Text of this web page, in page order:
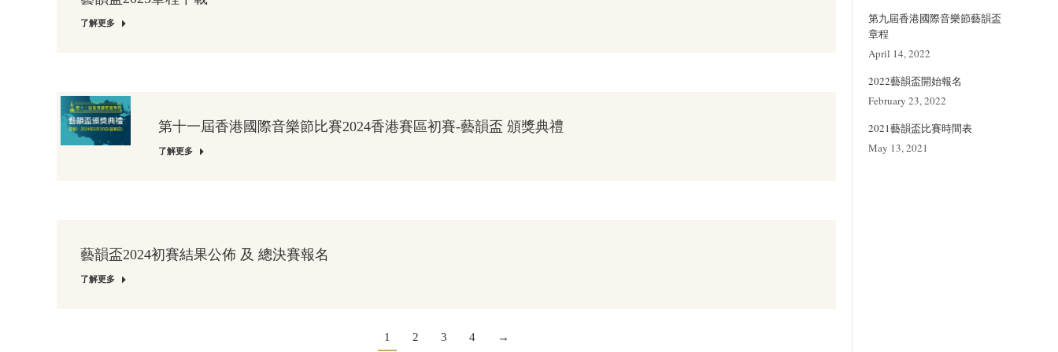
了解更多
第十一屆香港國際音樂節比賽2024香港賽區初賽-藝韻盃 頒獎典禮
了解更多
藝韻盃2024初賽結果公佈 及 總決賽報名
了解更多
1 2 3 4 →
第九屆香港國際音樂節藝韻盃
章程
April 14, 2022
2022藝韻盃開始報名
February 23, 2022
2021藝韻盃比賽時間表
May 13, 2021